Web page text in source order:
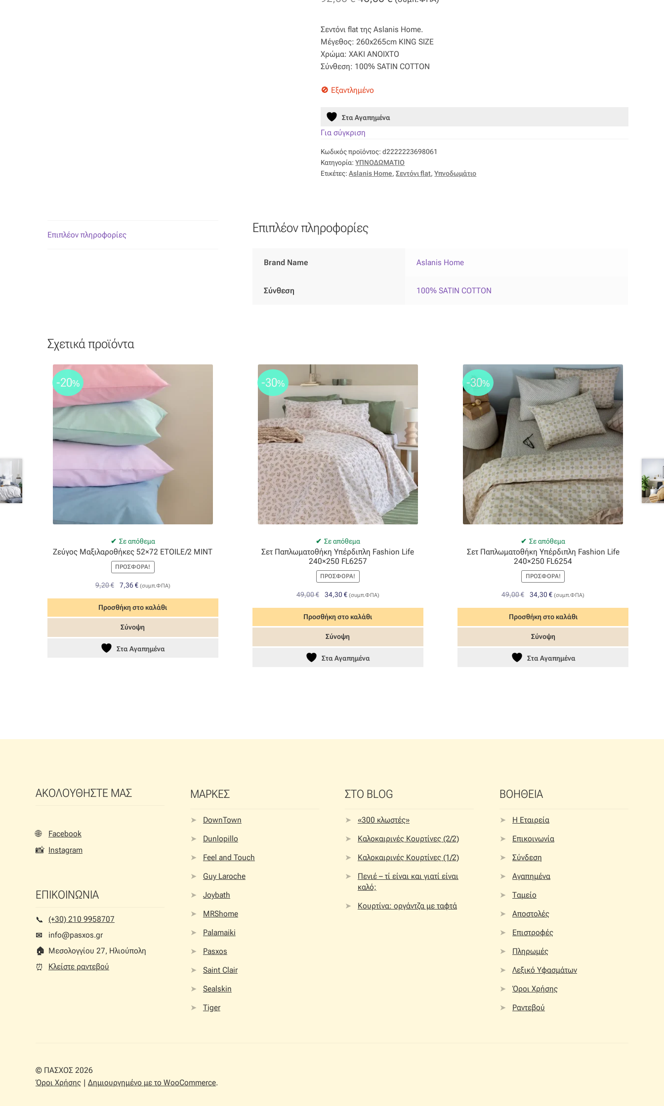
was:
92,00 €.
τιμή
είναι:
46,00 €.
Σεντόνι flat της Aslanis Home.
Μέγεθος: 260x265cm KING SIZE
Χρώμα: ΧΑΚΙ ΑΝΟΙΧΤΟ
Σύνθεση: 100% SATIN COTTON
Εξαντλημένο
Στα Αγαπημένα
Για σύγκριση
Κωδικός προϊόντος:d2222223698061
Κατηγορία:ΥΠΝΟΔΩΜΑΤΙΟ
Ετικέτες:Aslanis Home,Σεντόνι flat,Υπνοδωμάτιο
Επιπλέον πληροφορίες Επιπλέον πληροφορίες
Brand Name Aslanis Home
Σύνθεση 100% SATIN COTTON
Σχετικά προϊόντα
Σε απόθεμα
-20%
Ζεύγος Μαξιλαροθήκες 52×72 ETOILE/2 MINT
ΠΡΟΣΦΟΡΆ!
9,20€
Original
was:
9,20 €.
7,36€Η
τιμή
είναι:
7,36 €.
(συμπ.ΦΠΑ)
Προσθήκη στο καλάθι
Σύνοψη
Στα Αγαπημένα
Σε απόθεμα
-30%
Σετ Παπλωματοθήκη Υπέρδιπλη Fashion Life
240×250 FL6257
ΠΡΟΣΦΟΡΆ!
49,00€
Original
was:
49,00 €.
34,30€Η
τιμή
είναι:
34,30 €.
(συμπ.ΦΠΑ)
Προσθήκη στο καλάθι
Σύνοψη
Στα Αγαπημένα
Σε απόθεμα
-30%
Σετ Παπλωματοθήκη Υπέρδιπλη Fashion Life
240×250 FL6254
ΠΡΟΣΦΟΡΆ!
49,00€
Original
was:
49,00 €.
34,30€Η
τιμή
είναι:
34,30 €.
(συμπ.ΦΠΑ)
Προσθήκη στο καλάθι
Σύνοψη
Στα Αγαπημένα
ΑΚΟΛΟΥΘΗΣΤΕ ΜΑΣ
🌐 Facebook
📸 Instagram
ΕΠΙΚΟΙΝΩΝΙΑ
📞︎
(+30) 210 9958707
✉
info@pasxos.gr
🏠︎ Μεσολογγίου 27, Ηλιούπολη
⏰︎
Κλείστε ραντεβού
ΜΑΡΚΕΣ
DownTown
Dunlopillo
Feel and Touch
Guy Laroche
Joybath
MRShome
Palamaiki
Pasxos
Saint Clair
Sealskin
Tiger
ΣΤΟ BLOG
«300 κλωστές»
Καλοκαιρινές Κουρτίνες (2/2)
Καλοκαιρινές Κουρτίνες (1/2)
Πενιέ – τί είναι και γιατί είναι
καλό;
Κουρτίνα: οργάντζα με ταφτά
ΒΟΗΘΕΙΑ
Η Εταιρεία
Επικοινωνία
Σύνδεση
Αγαπημένα
Ταμείο
Αποστολές
Επιστροφές
Πληρωμές
Λεξικό Υφασμάτων
Όροι Χρήσης
Ραντεβού
© ΠΑΣΧΟΣ 2026
Όροι Χρήσης
Δημιουργημένο με το WooCommerce.